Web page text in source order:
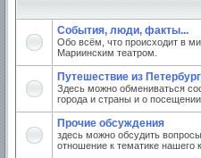
События, люди, факты...
Обо всём, что происходит в
Мариинским театром.
Путешествие из
Здесь можно обмениваться
города и страны и о
Прочие обсуждения
здесь можно обсудить
отношение к тематике нашего